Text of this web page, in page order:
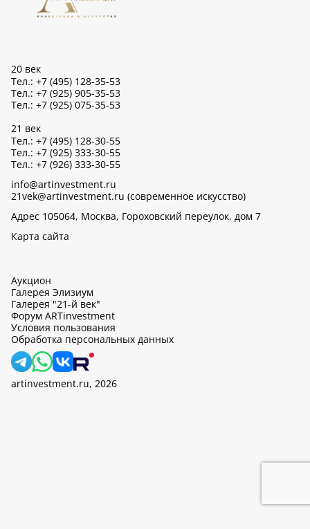
20 век
Тел.: +7 (495) 128-35-53
Тел.: +7 (925) 905-35-53
Тел.: +7 (925) 075-35-53
21 век
Тел.: +7 (495) 128-30-55
Тел.: +7 (925) 333-30-55
Тел.: +7 (926) 333-30-55
info@artinvestment.ru
21vek@artinvestment.ru (современное искусство)
Адрес 105064, Москва, Гороховский переулок, дом 7
Карта сайта
Аукцион
Галерея Элизиум
Галерея "21-й век"
Форум ARTinvestment
Условия пользования
Обработка персональных данных
artinvestment.ru, 2026